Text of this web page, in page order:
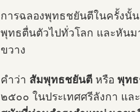
การฉลองพุทธชยันตีในครั้งนั้
พุทธตื่นตัวไปทั่วโลก และหัน
ขวาง
คำว่า สัมพุทธชยันตี หรือ พุท
๒๕๐๐ ในประเทศศรีลังกา แล